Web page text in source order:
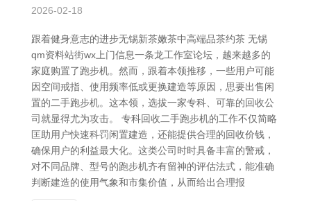
2026-02-18
跟着健身意志的进步无锡新茶嫩茶中高端品茶约茶 无锡
qm资料站街wx上门信息一条龙工作室论坛，越来越多的
家庭购置了跑步机。然而，跟着本领推移，一些用户可能
因空间戒指、使用频率低或更换建造等原因，思要出售闲
置的二手跑步机。这本领，选拔一家专科、可靠的回收公
司就显得尤为攻击。 专科回收二手跑步机的工作不仅简略
匡助用户快速科罚闲置建造，还能提供合理的回收价钱，
确保用户的利益最大化。这类公司时时具备丰富的警戒，
对不同品牌、型号的跑步机齐有留神的评估法式，能准确
判断建造的使用气象和市集价值，从而给出合理报